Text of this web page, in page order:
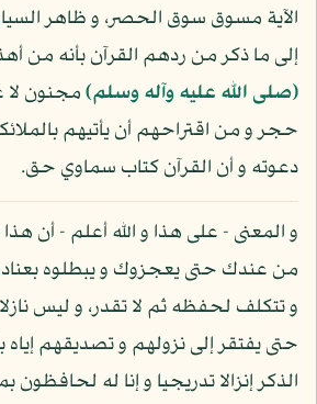
الآية مسوق سوق الحصر، و ظاهر
إلى ما ذكر من ردهم القرآن بأنه من
(صلى الله عليه وآله وسلم)مجنون لا
حجر و من اقتراحهم أن يأتيهم
دعوته و أن القرآن كتاب سماوي حق.
و المعنى - على هذا و الله أعلم - أن
من عندك حتى يعجزوك و يبطلوه
و تتكلف لحفظه ثم لا تقدر، و ليس
حتى يفتقر إلى نزولهم و تصديقهم إياه
الذكر إنزالا تدريجيا و إنا له